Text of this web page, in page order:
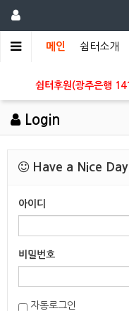
메인 쉼터소개
쉼터후원(광주은행
Login
Have a Nice
아이디
비밀번호
자동로그인